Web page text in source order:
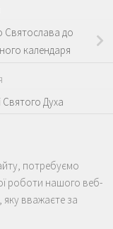
Святослава до
календаря
Святого Духа
потребуємо
роботи нашого веб-
яку вважаєте за